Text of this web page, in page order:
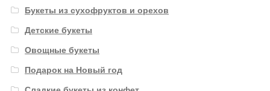
Букеты из сухофруктов и орехов
Детские букеты
Овощные букеты
Подарок на Новый год